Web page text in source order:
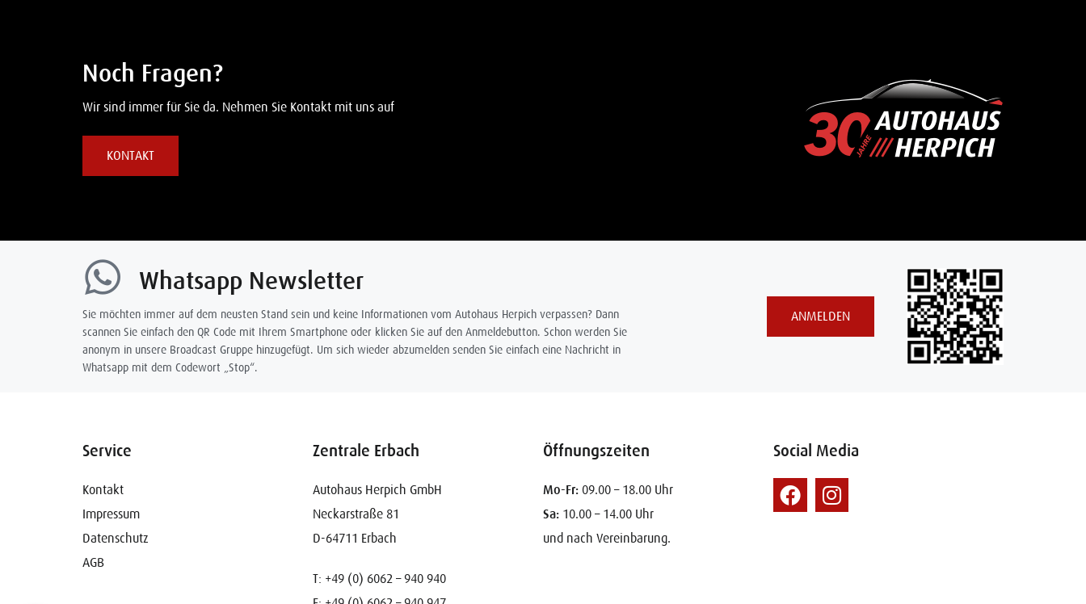
Noch Fragen?
Wir sind immer für Sie da. Nehmen Sie Kontakt mit uns auf
KONTAKT
Whatsapp Newsletter
Sie möchten immer auf dem neusten Stand sein und keine Informationen vom Autohaus Herpich verpassen? Dann
scannen Sie einfach den QR Code mit Ihrem Smartphone oder klicken Sie auf den Anmeldebutton. Schon werden Sie
anonym in unsere Broadcast Gruppe hinzugefügt. Um sich wieder abzumelden senden Sie einfach eine Nachricht in
Whatsapp mit dem Codewort „Stop“.
ANMELDEN
Service
Kontakt
Impressum
Datenschutz
AGB
Zentrale Erbach
Autohaus Herpich GmbH
Neckarstraße 81
D-64711 Erbach
T: +49 (0) 6062 – 940 940
Öffnungszeiten
Mo-Fr: 09.00 – 18.00 Uhr
Sa: 10.00 – 14.00 Uhr
und nach Vereinbarung.
Social Media